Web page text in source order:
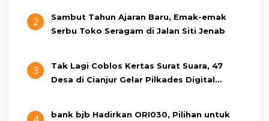
2
Sambut Tahun Ajaran Baru, Emak-emak
Serbu Toko Seragam di Jalan Siti Jenab
3
Tak Lagi Coblos Kertas Surat Suara, 47
Desa di Cianjur Gelar Pilkades Digital
bank bjb Hadirkan ORI030, Pilihan untuk